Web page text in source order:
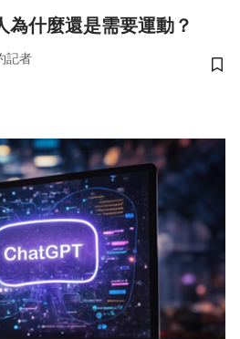
為什麼還是需要運動？
記者
儲